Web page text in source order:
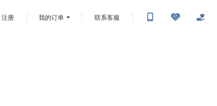
注册 我的订单 联系客服